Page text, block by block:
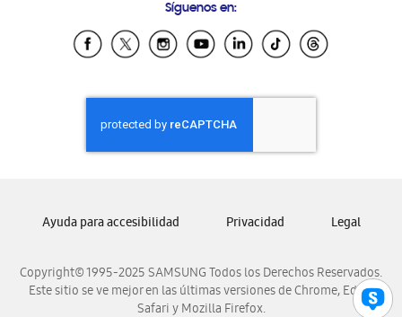
Samsung Ecuador
Samsung El Salvador
Samsung Honduras
Samsung Nicaragua
Samsung Panamá
Samsung Venezuela
Síguenos en:
Copyright© 1995-2025 SAMSUNG Todos los Derechos Reservados.
Este sitio se ve mejor en las últimas versiones de Chrome, Edge,
Safari y Mozilla Firefox.
Ayuda para accesibilidad Privacidad Legal